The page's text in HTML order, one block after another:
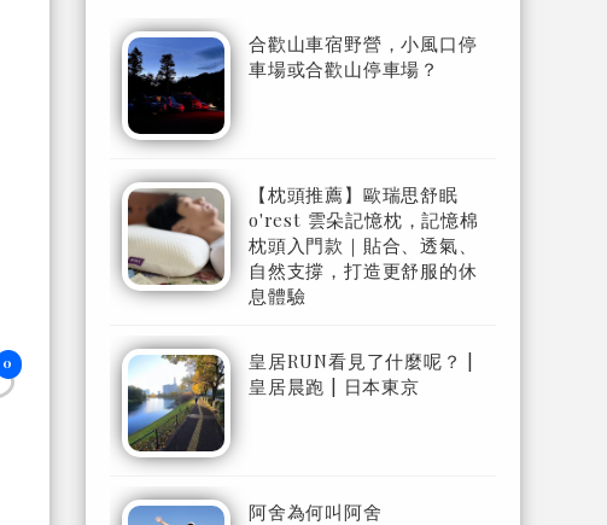
0
合歡山車宿野營，小風口停
車場或合歡山停車場？
【枕頭推薦】歐瑞思舒眠
o'rest 雲朵記憶枕，記憶棉
枕頭入門款｜貼合、透氣、
自然支撐，打造更舒服的休
息體驗
皇居RUN看見了什麼呢？ |
皇居晨跑 | 日本東京
阿舍為何叫阿舍